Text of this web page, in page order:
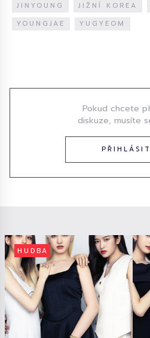
JINYOUNG
JIŽNÍ KOREA
YOUNGJAE
YUGYEOM
Pokud chcete
diskuze, musíte
HUDBA